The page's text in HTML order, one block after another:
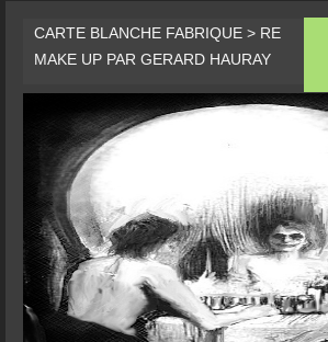
CARTE BLANCHE FABRIQUE > RE
MAKE UP PAR GERARD HAURAY